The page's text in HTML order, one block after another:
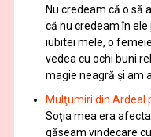
Nu credeam că o să
că nu credeam în
iubitei mele, o
vedea cu ochi buni
magie neagră şi am
Mulţumiri din Ardeal
Soţia mea era
găseam vindecare